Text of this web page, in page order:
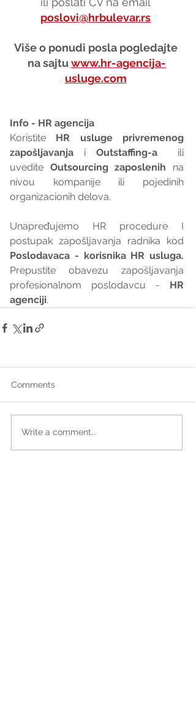
poslovi@hrbulevar.rs
Više o ponudi posla pogledajte
na sajtu www.hr-agencija-
usluge.com
Info - HR agencija
Koristite HR usluge privremenog
zapošljavanja i Outstaffing-a
  ili
uvedite Outsourcing zaposlenih na
nivou kompanije ili pojedinih
organizacionih delova.
Unapređujemo HR procedure I
Prepustite obavezu zapošljavanja
profesionalnom poslodavcu - HR
agenciji.
Comments
Write a comment...